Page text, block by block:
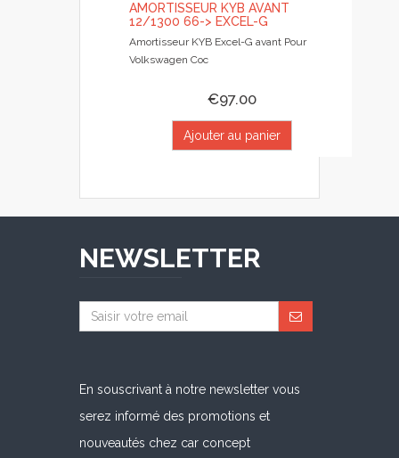
AMORTISSEUR KYB AVANT
12/1300 66-> EXCEL-G
Amortisseur KYB Excel-G avant Pour
Volkswagen Coc
€97.00
Ajouter au panier
NEWSLETTER
En souscrivant à notre newsletter vous
serez informé des promotions et
nouveautés chez car concept